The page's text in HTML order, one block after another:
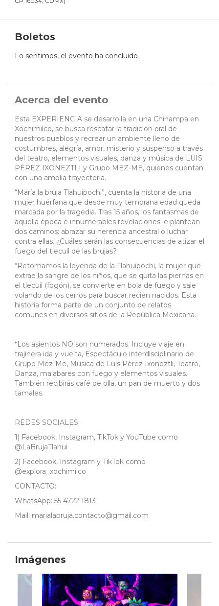
Boletos
Lo sentimos, el evento ha concluido
Acerca del evento
Esta EXPERIENCIA se desarrolla en una Chinampa en
Xochimilco, se busca rescatar la tradición oral de
nuestros pueblos y recrear un ambiente lleno de
costumbres, alegría, amor, misterio y suspenso a través
del teatro, elementos visuales, danza y música de LUIS
PÉREZ IXONEZTLI y Grupo MEZ-ME, quienes cuentan
con una amplia trayectoria.
“María la bruja Tlahuipochi”, cuenta la historia de una
mujer huérfana que desde muy temprana edad queda
marcada por la tragedia. Tras 15 años, los fantasmas de
aquella época e innumerables revelaciones le plantean
dos caminos: abrazar su herencia ancestral o luchar
contra ellas. ¿Cuáles serán las consecuencias de atizar el
fuego del tlecuil de las brujas?
“Retomamos la leyenda de la Tlahuipochi, la mujer que
extrae la sangre de los niños, que se quita las piernas en
el tlecuil (fogón), se convierte en bola de fuego y sale
volando de los cerros para buscar recién nacidos. Esta
historia forma parte de un conjunto de relatos
comunes en diversos sitios de la República Mexicana.
*Los asientos NO son numerados. Incluye viaje en
trajinera ida y vuelta, Espectáculo interdisciplinario de
Grupo Mez-Me, Música de Luis Pérez Ixoneztli, Teatro,
Danza, malabares con fuego y elementos visuales.
También recibirás café de olla, un pan de muerto y dos
tamales.
REDES SOCIALES:
1) Facebook, Instagram, TikTok y YouTube como
@LaBrujaTlahui
2) Facebook, Instagram y TikTok como
@explora_xochimilco
CONTACTO:
WhatsApp: 55 4722 1813
Mail: marialabruja.contacto@gmail.com
Imágenes